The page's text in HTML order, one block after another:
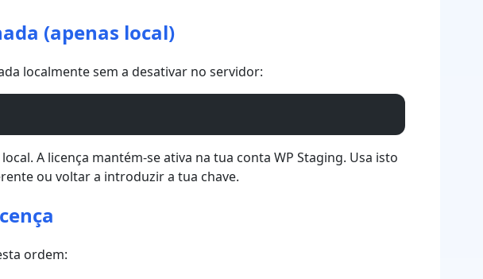
(apenas local)
localmente sem a desativar no servidor:
A licença mantém-se ativa na tua conta WP Staging. Usa isto
ou voltar a introduzir a tua chave.
ordem: